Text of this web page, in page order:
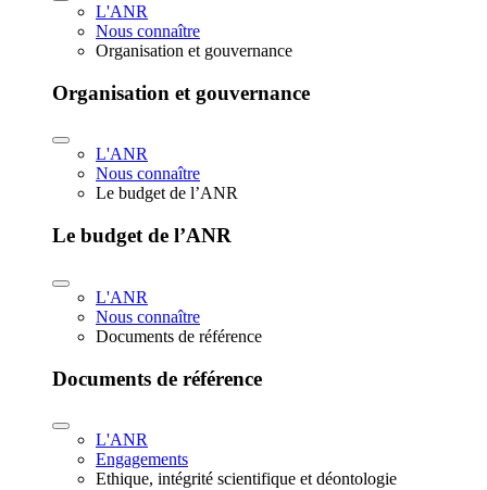
L'ANR
Nous connaître
Organisation et gouvernance
Organisation et gouvernance
L'ANR
Nous connaître
Le budget de l’ANR
Le budget de l’ANR
L'ANR
Nous connaître
Documents de référence
Documents de référence
L'ANR
Engagements
Ethique, intégrité scientifique et déontologie